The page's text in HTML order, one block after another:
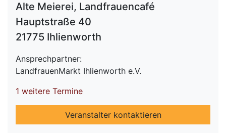
Alte Meierei, Landfrauencafé
Hauptstraße 40
21775 Ihlienworth
Ansprechpartner:
LandfrauenMarkt Ihlienworth e.V.
1 weitere Termine
Veranstalter kontaktieren